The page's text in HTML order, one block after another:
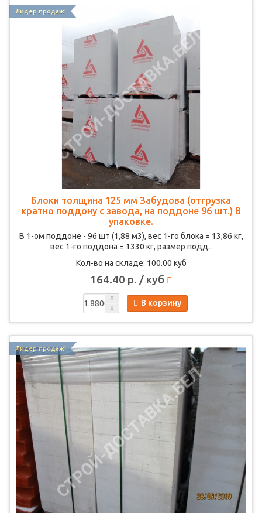
Лидер продаж!
Блоки толщина 125 мм Забудова (отгрузка
кратно поддону с завода, на поддоне 96 шт.) В
упаковке.
В 1-ом поддоне - 96 шт (1,88 м3), вес 1-го блока = 13,86 кг,
вес 1-го поддона = 1330 кг, размер подд..
Кол-во на складе: 100.00 куб
164.40 р. / куб
В корзину
Лидер продаж!